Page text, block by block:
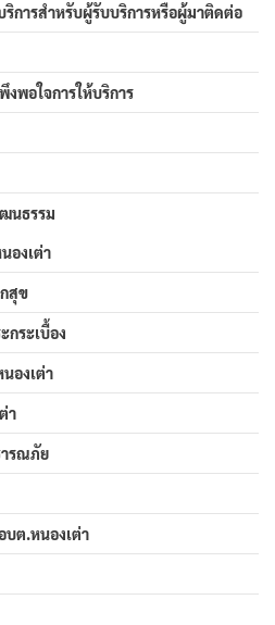
การสำหรับผู้รับบริการหรือผู้มาติดต่อ
งพอใจการให้บริการ
นธรรม
องเต่า
สุข
กระเบื้อง
องเต่า
า
ารณภัย
ต.หนองเต่า